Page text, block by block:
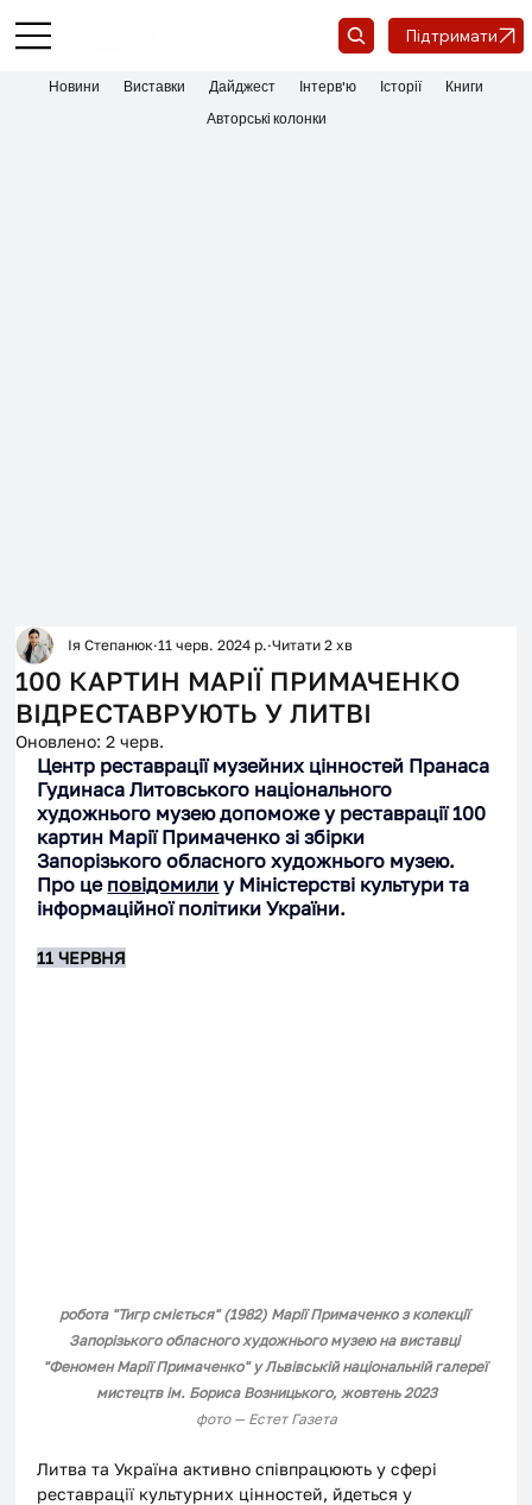
Підтримати
100 КАРТИН МАРІЇ ПРИМАЧЕНКО
ВІДРЕСТАВРУЮТЬ У ЛИТВІ
Ія Степанюк 11 черв. 2024 р. Читати 2 хв
Оновлено:2 черв.
Центр реставрації музейних цінностей Пранаса
Гудинаса Литовського національного
художнього музею допоможе у реставрації 100
картин Марії Примаченко зі збірки
Запорізького обласного художнього музею.
Про це повідомили у Міністерстві культури та
інформаційної політики України.
11 ЧЕРВНЯ
робота "Тигр сміється" (1982) Марії Примаченко з колекції
Запорізького обласного художнього музею на виставці
"Феномен Марії Примаченко" у Львівській національній галереї
мистецтв ім. Бориса Возницького, жовтень 2023
фото — Естет Газета
Литва та Україна активно співпрацюють у сфері
реставрації культурних цінностей, йдеться у
Новини Виставки Дайджест Інтерв'ю Історії
Книги
Авторські колонки